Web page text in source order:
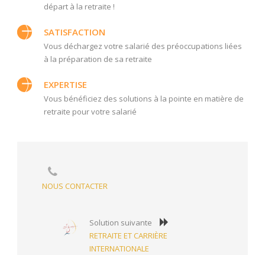
départ à la retraite !
SATISFACTION
Vous déchargez votre salarié des préoccupations liées
à la préparation de sa retraite
EXPERTISE
Vous bénéficiez des solutions à la pointe en matière de
retraite pour votre salarié
NOUS CONTACTER
Solution suivante
RETRAITE ET CARRIÈRE
INTERNATIONALE